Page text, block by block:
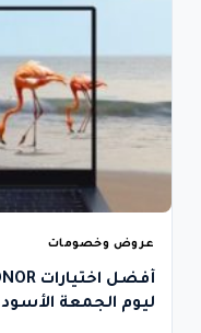
عروض وخصومات
ليوم الجمعة الأسود 2025: صفقات لا يمكنك تفويته